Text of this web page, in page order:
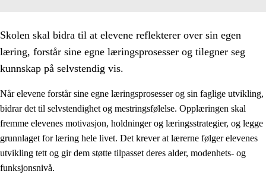
Skolen skal bidra til at elevene reflekterer over sin egen
læring, forstår sine egne læringsprosesser og tilegner seg
kunnskap på selvstendig vis.
Når elevene forstår sine egne læringsprosesser og sin faglige utvikling,
bidrar det til selvstendighet og mestringsfølelse. Opplæringen skal
fremme elevenes motivasjon, holdninger og læringsstrategier, og legge
grunnlaget for læring hele livet. Det krever at lærerne følger elevenes
utvikling tett og gir dem støtte tilpasset deres alder, modenhets- og
funksjonsnivå.